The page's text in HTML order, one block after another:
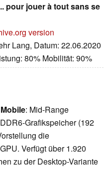
pour jouer à tout sans se
version
Lang, Datum: 22.06.2020
80% Mobilität: 90%
: Mid-Range
Grafikspeicher (192
die
Verfügt über 1.920
zu der Desktop-Variante